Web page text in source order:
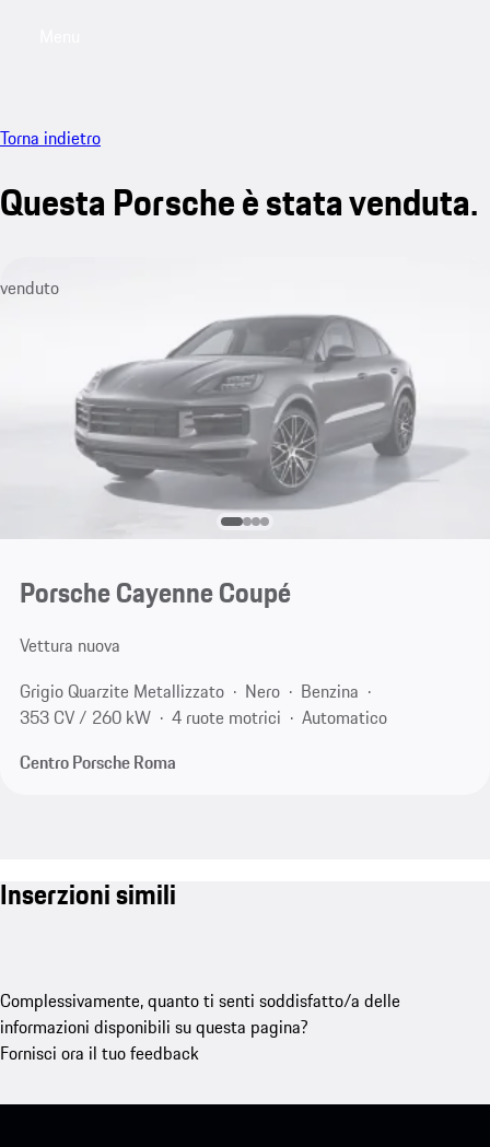
Torna indietro
Questa Porsche è stata venduta.
venduto
Porsche Cayenne Coupé
Vettura nuova
Grigio Quarzite Metallizzato
Nero
Benzina
353 CV / 260 kW
4 ruote motrici
Automatico
Centro Porsche Roma
Inserzioni simili
Complessivamente, quanto ti senti soddisfatto/a delle
informazioni disponibili su questa pagina?
Fornisci ora il tuo feedback